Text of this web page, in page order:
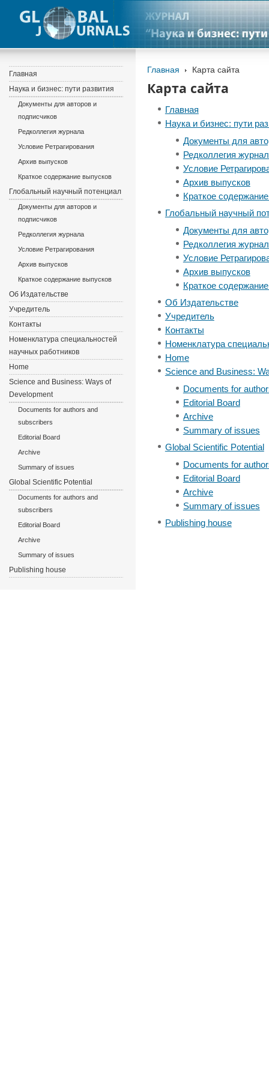
Главная Карта сайта
Карта сайта
Главная
Наука и бизнес: пути
Документы для
Редколлегия
Условие
Архив выпусков
Краткое
Глобальный научный
Документы для
Редколлегия
Условие
Архив выпусков
Краткое
Об Издательстве
Учредитель
Контакты
Номенклатура
Home
Science and Business:
Documents for
Editorial Board
Archive
Summary of issues
Global Scientific Potential
Documents for
Editorial Board
Archive
Summary of issues
Publishing house
Главная
Наука и бизнес: пути развития
Документы для авторов и
подписчиков
Редколлегия журнала
Условие Ретрагирования
Архив выпусков
Краткое содержание выпусков
Глобальный научный потенциал
Документы для авторов и
подписчиков
Редколлегия журнала
Условие Ретрагирования
Архив выпусков
Краткое содержание выпусков
Об Издательстве
Учредитель
Контакты
Номенклатура специальностей
научных работников
Home
Science and Business: Ways of
Development
Documents for authors and
subscribers
Editorial Board
Archive
Summary of issues
Global Scientific Potential
Documents for authors and
subscribers
Editorial Board
Archive
Summary of issues
Publishing house